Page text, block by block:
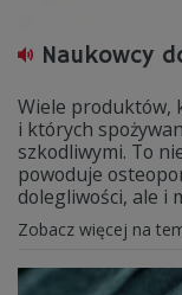
Naukowcy
Wiele produktów,
i których
szkodliwymi. To
powoduje
dolegliwości, ale i
Zobacz więcej na